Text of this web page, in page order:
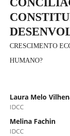
CRESCIMENTO
HUMANO?
Laura Melo
IDCC
Melina Fachin
IDCC